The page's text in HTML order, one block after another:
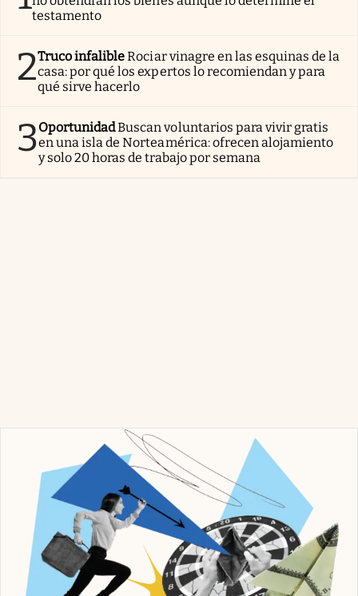
testamento
2Truco infalibleRociar vinagre en las esquinas de la
casa: por qué los expertos lo recomiendan y para
qué sirve hacerlo
3OportunidadBuscan voluntarios para vivir gratis
en una isla de Norteamérica: ofrecen alojamiento
y solo 20 horas de trabajo por semana